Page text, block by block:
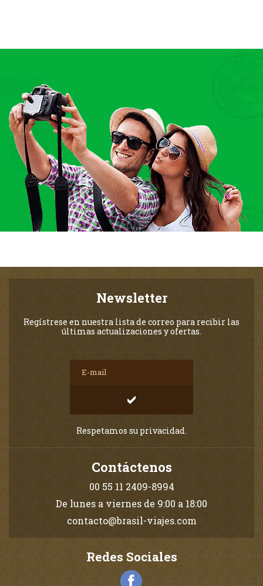
Newsletter
Regístrese en nuestra lista de correo para recibir las
últimas actualizaciones y ofertas.
Respetamos su privacidad.
Contáctenos
00 55 11 2409-8994
De lunes a viernes de 9:00 a 18:00
contacto@brasil-viajes.com
Redes Sociales